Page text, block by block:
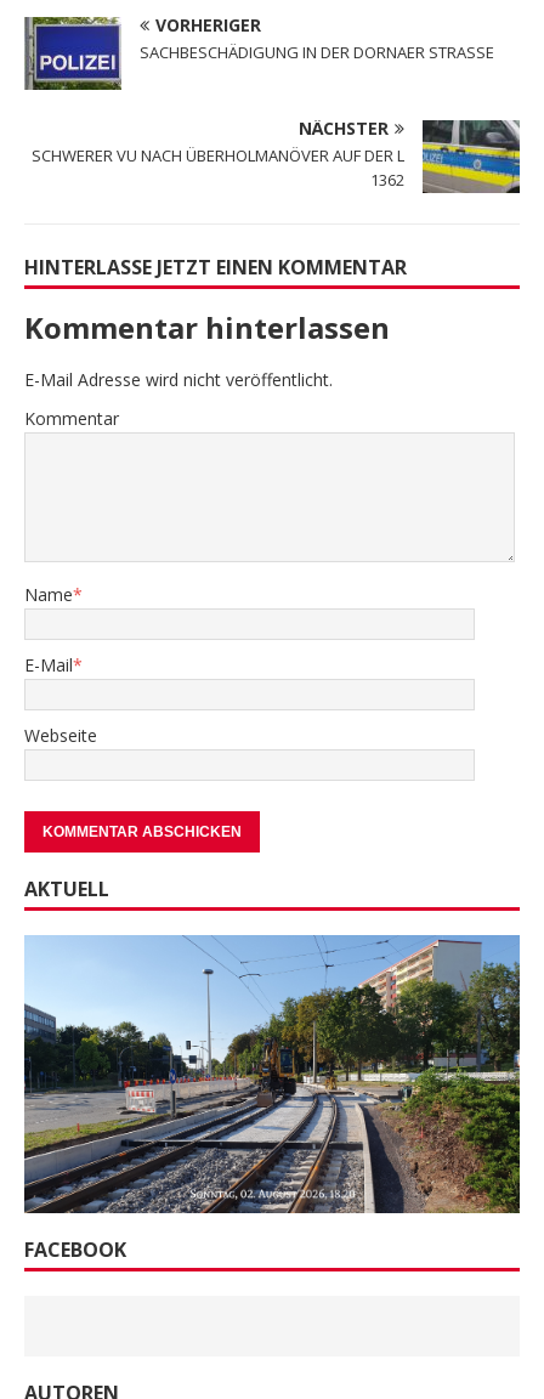
VORHERIGER
SACHBESCHÄDIGUNG IN DER DORNAER STRASSE
NÄCHSTER
SCHWERER VU NACH ÜBERHOLMANÖVER AUF DER L
1362
HINTERLASSE JETZT EINEN KOMMENTAR
Kommentar hinterlassen
E-Mail Adresse wird nicht veröffentlicht.
Kommentar
Name*
E-Mail*
Webseite
AKTUELL
FACEBOOK
AUTOREN